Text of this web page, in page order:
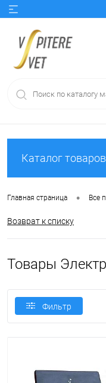
Каталог товаров
Главная страница • Все
Возврат к списку
Товары
Фильтр